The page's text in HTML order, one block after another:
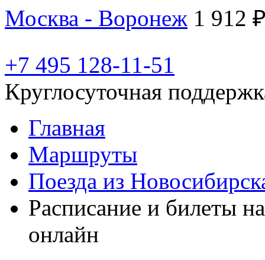
Москва - Воронеж 1 912
+7 495 128-11-51
Круглосуточная
Главная
Маршруты
Поезда из
Расписание и билеты
онлайн